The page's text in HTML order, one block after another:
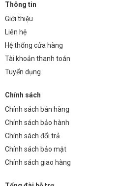
70W – Dùng cho khu
xe, chiếu cột lớn.
Cấu tạo:
Thân đèn: Hợp kim
Chip LED: COB hoặc
Đế đèn: Dạng lắp lên
lông.
Thông tin
Giới thiệu
Liên hệ
Hệ thống cửa hàng
Tài khoản thanh toán
Tuyển dụng
Chính sách
Chính sách bán hàng
Chính sách bảo hành
Chính sách đổi trả
Chính sách bảo mật
Chính sách giao hàng